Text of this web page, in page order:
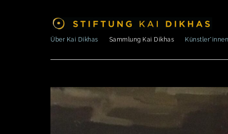
Über Kai Dikhas Sammlung Kai Dikhas Künstler*innen